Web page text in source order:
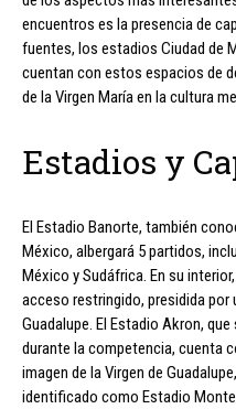
encuentros es la presencia de
fuentes, los estadios Ciudad de
cuentan con estos espacios de
de la Virgen María en la cultura
Estadios y
El Estadio Banorte, también
México, albergará 5 partidos,
México y Sudáfrica. En su
acceso restringido, presidida por
Guadalupe. El Estadio Akron,
durante la competencia, cuenta
imagen de la Virgen de
identificado como Estadio